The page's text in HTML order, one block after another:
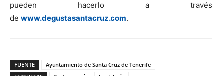
pueden hacerlo a través
de www.degustasantacruz.com.
FUENTE
Ayuntamiento de Santa Cruz de Tenerife